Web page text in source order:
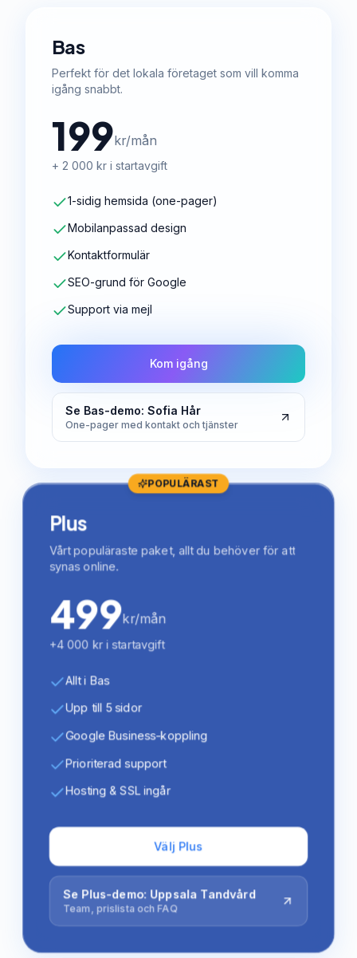
Bas
Perfekt för det lokala företaget som vill komma
igång snabbt.
199kr/mån
+ 2 000 kr i startavgift
1-sidig hemsida (one-pager)
Mobilanpassad design
Kontaktformulär
SEO-grund för Google
Support via mejl
Kom igång
Se Bas-demo: Sofia Hår
One-pager med kontakt och tjänster
POPULÄRAST
Plus
Vårt populäraste paket, allt du behöver för att
synas online.
499kr/mån
+4 000 kr i startavgift
Allt i Bas
Upp till 5 sidor
Google Business-koppling
Prioriterad support
Hosting & SSL ingår
Välj Plus
Se Plus-demo: Uppsala Tandvård
Team, prislista och FAQ